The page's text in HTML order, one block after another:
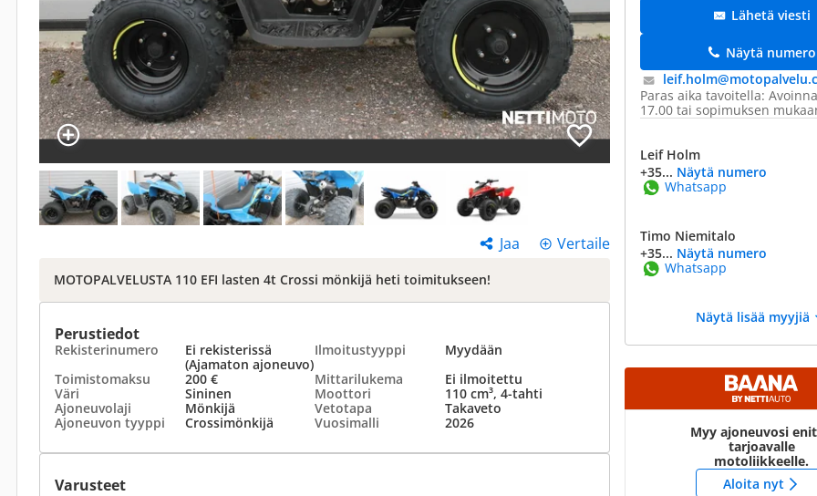
Jaa Vertaile
MOTOPALVELUSTA 110 EFI lasten 4t Crossi mönkijä heti toimitukseen!
Perustiedot
Rekisterinumero
Ei rekisterissä
(Ajamaton ajoneuvo)
Ilmoitustyyppi
Myydään
Toimistomaksu
200 € Mittarilukema
Ei ilmoitettu
Väri
Sininen Moottori
110 cm³, 4-tahti
Ajoneuvolaji
Mönkijä Vetotapa
Takaveto
Ajoneuvon tyyppi
Crossimönkijä Vuosimalli 2026
Varusteet
Lähetä viesti
Näytä numero
Paras aika tavoitella:
17.00 tai sopimuksen
Leif Holm
+35... Näytä numero
Whatsapp
Timo Niemitalo
+35... Näytä numero
Whatsapp
Näytä lisää myyjiä
Myy ajoneuvosi
tarjoavalle
motoliikkeelle.
Aloita nyt